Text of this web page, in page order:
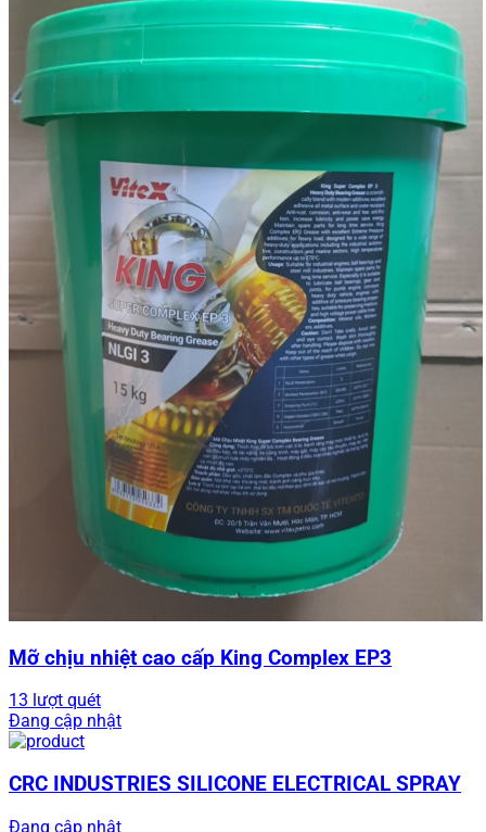
Mỡ chịu nhiệt cao cấp King Complex EP3
13 lượt quét
Đang cập nhật
CRC INDUSTRIES SILICONE ELECTRICAL SPRAY
Đang cập nhật